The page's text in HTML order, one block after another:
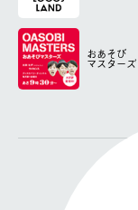
おあそび
マスターズ